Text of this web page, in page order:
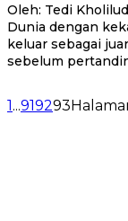
Oleh: Tedi
Dunia dengan
keluar sebagai
sebelum
1...919293